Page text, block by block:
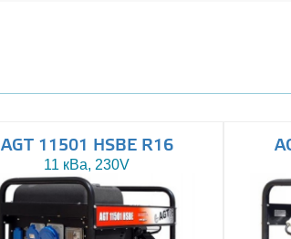
AGT 11501 HSBE R16
11 кВа, 230V